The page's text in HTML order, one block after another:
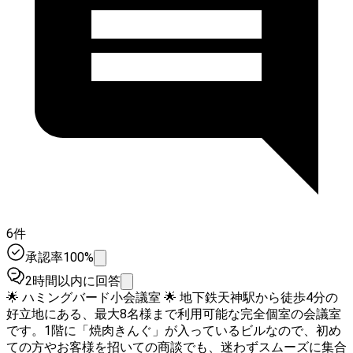
6件
承認率100%
2時間以内に回答
🌟 ハミングバード小会議室 🌟 地下鉄天神駅から徒歩4分の
好立地にある、最大8名様まで利用可能な完全個室の会議室
です。1階に「焼肉きんぐ」が入っているビルなので、初め
ての方やお客様を招いての商談でも、迷わずスムーズに集合